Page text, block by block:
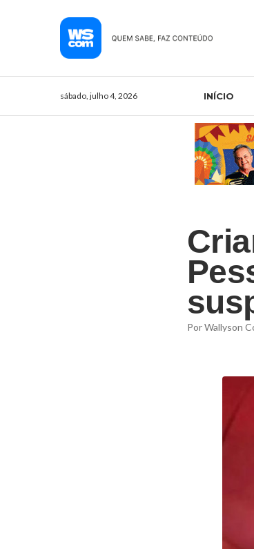
sábado, julho 4, 2026 INÍCIO
PorWallyson